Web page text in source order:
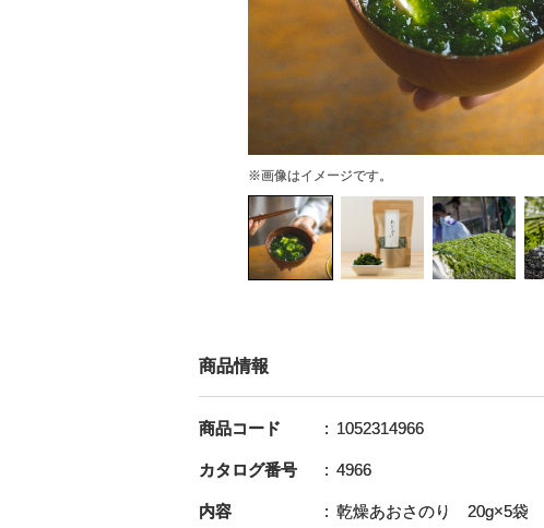
※画像はイメージです。
商品情報
商品コード 1052314966
カタログ番号 4966
内容 乾燥あおさのり 20g×5袋